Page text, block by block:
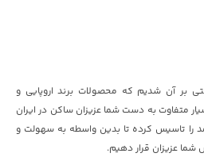
بر آن شدیم که محصولات برند اروپایی و
متفاوت به دست شما عزیزان ساکن در ایران
را تاسیس کرده تا بدین واسطه به سهولت و
شما عزیزان قرار دهیم.